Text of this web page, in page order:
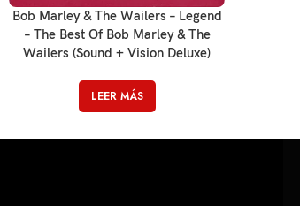
Bob Marley & The Wailers – Legend
– The Best Of Bob Marley & The
Wailers (Sound + Vision Deluxe)
LEER MÁS